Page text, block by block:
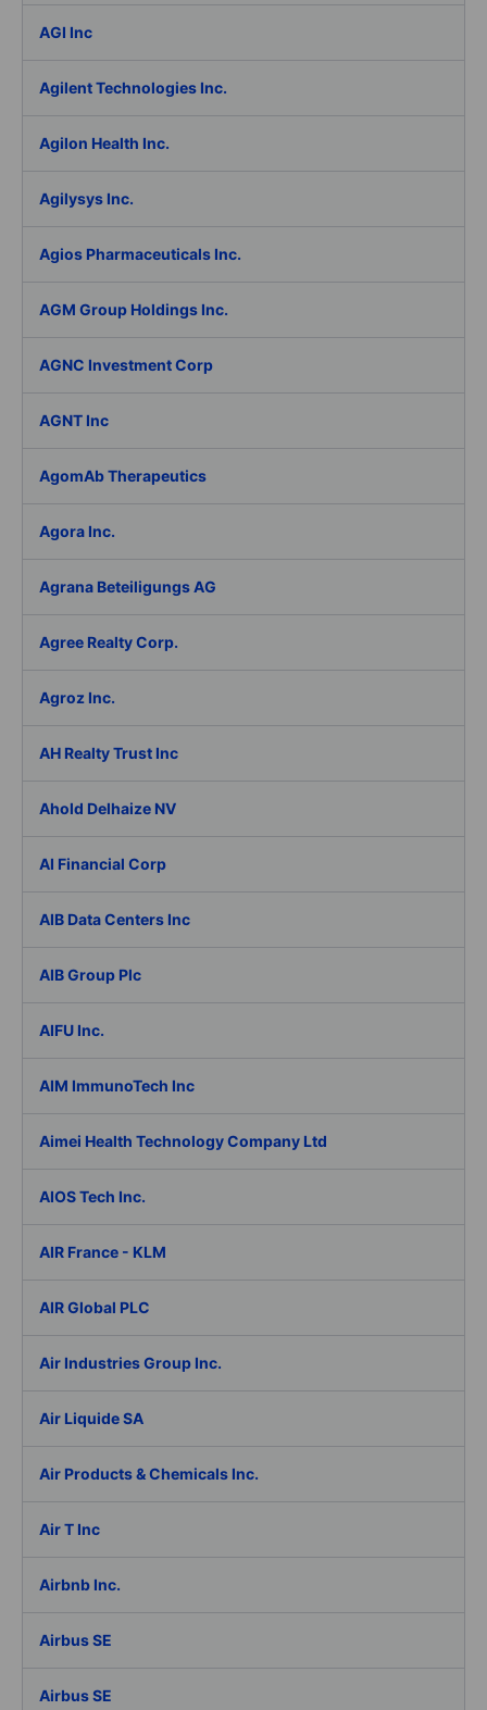
AGI Inc
Agilent Technologies Inc.
Agilon Health Inc.
Agilysys Inc.
Agios Pharmaceuticals Inc.
AGM Group Holdings Inc.
AGNC Investment Corp
AGNT Inc
AgomAb Therapeutics
Agora Inc.
Agrana Beteiligungs AG
Agree Realty Corp.
Agroz Inc.
AH Realty Trust Inc
Ahold Delhaize NV
AI Financial Corp
AIB Data Centers Inc
AIB Group Plc
AIFU Inc.
AIM ImmunoTech Inc
Aimei Health Technology Company Ltd
AIOS Tech Inc.
AIR France - KLM
AIR Global PLC
Air Industries Group Inc.
Air Liquide SA
Air Products & Chemicals Inc.
Air T Inc
Airbnb Inc.
Airbus SE
Airbus SE